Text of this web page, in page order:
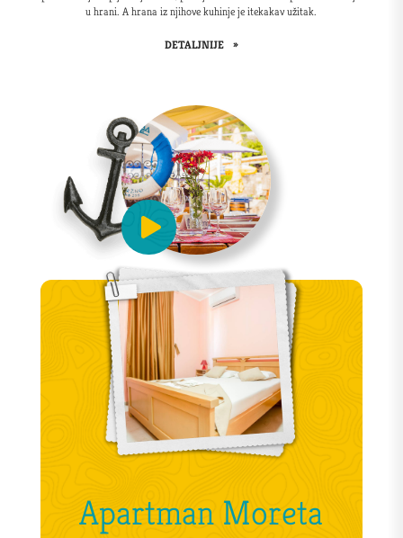
u hrani. A hrana iz njihove kuhinje je itekakav užitak.
DETALJNIJE »
Apartman Moreta